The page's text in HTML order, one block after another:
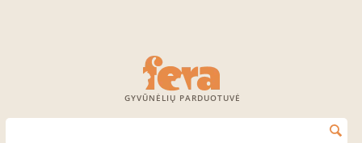
GYVŪNĖLIŲ PARDUOTUVĖ